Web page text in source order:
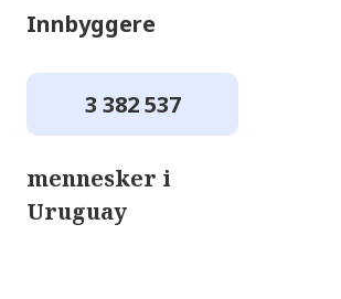
Innbyggere
3 382 537
mennesker i
Uruguay